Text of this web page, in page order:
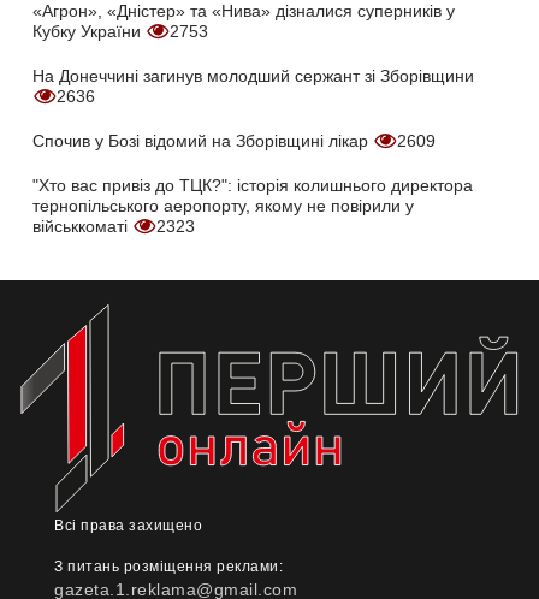
«Агрон», «Дністер» та «Нива» дізналися суперників у
Кубку України
2753
На Донеччині загинув молодший сержант зі Зборівщини
2636
Спочив у Бозі відомий на Зборівщині лікар 2609
"Хто вас привіз до ТЦК?": історія колишнього директора
тернопільського аеропорту, якому не повірили у
військкоматі
2323
Всі права захищено
З питань розміщення реклами:
gazeta.1.reklama@gmail.com